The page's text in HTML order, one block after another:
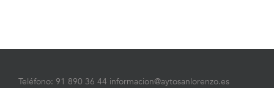
Teléfono: 91 890 36 44 informacion@aytosanlorenzo.es